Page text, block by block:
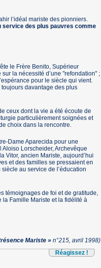
l’idéal mariste des pionniers.
service des plus pauvres comme
le Frère Benito, Supérieur
la nécessité d’une "refondation" ;
pour le siècle qui vient.
davantage des plus
ceux dont la vie a été écoute de
particulièrement soignées et
choix dans la rencontre.
Dame Aparecida pour une
Lorscheider, Archevêque
Vitor, ancien Mariste, aujourd’hui
et des familles se pressaient en
au service de l’éducation
témoignages de foi et de gratitude,
la Famille Mariste et la fidélité à
Mariste » n°215, avril 1998)
Réagissez !